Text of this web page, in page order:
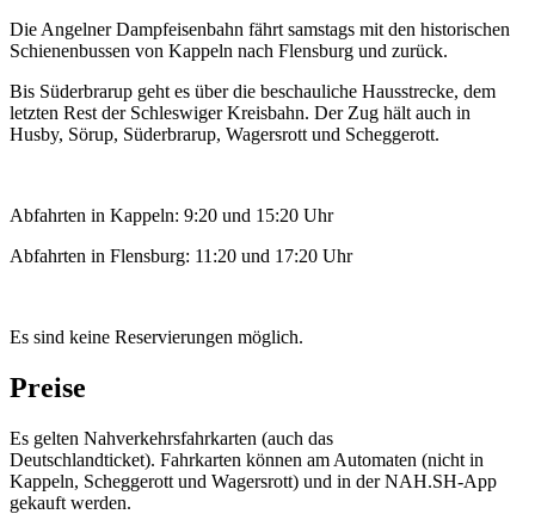
Die Angelner Dampfeisenbahn fährt samstags mit den historischen
Schienenbussen von Kappeln nach Flensburg und zurück.
Bis Süderbrarup geht es über die beschauliche Hausstrecke, dem
letzten Rest der Schleswiger Kreisbahn. Der Zug hält auch in
Husby, Sörup, Süderbrarup, Wagersrott und Scheggerott.
Abfahrten in Kappeln: 9:20 und 15:20 Uhr
Abfahrten in Flensburg: 11:20 und 17:20 Uhr
Es sind keine Reservierungen möglich.
Preise
Es gelten Nahverkehrsfahrkarten (auch das
Deutschlandticket). Fahrkarten können am Automaten (nicht in
Kappeln, Scheggerott und Wagersrott) und in der NAH.SH-App
gekauft werden.